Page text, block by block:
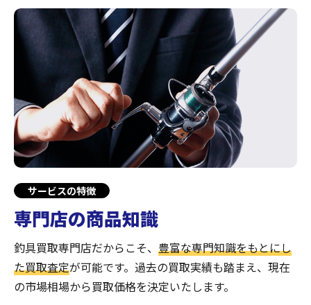
サービスの特徴
専門店の商品知識
釣具買取専門店だからこそ、 豊富な専門知識をもとにし
た買取査定が可能です。過去の買取実績も踏まえ、現在
の市場相場から買取価格を決定いたします。